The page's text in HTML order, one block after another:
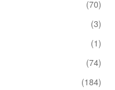
(70)
(3)
(1)
(74)
(184)